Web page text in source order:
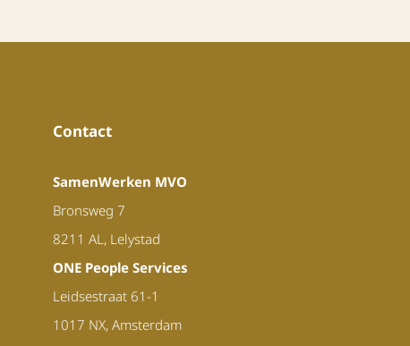
Contact
SamenWerken MVO
Bronsweg 7
8211 AL, Lelystad
ONE People Services
Leidsestraat 61-1
1017 NX, Amsterdam